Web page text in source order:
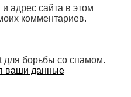
адрес сайта в этом
комментариев.
для борьбы со спамом.
ваши данные